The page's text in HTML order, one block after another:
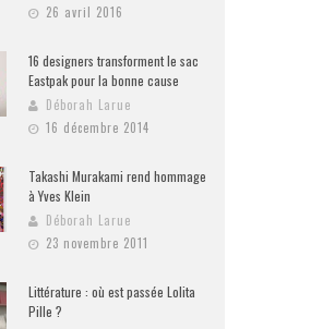
26 avril 2016
16 designers transforment le sac
Eastpak pour la bonne cause
Déborah Larue
16 décembre 2014
Takashi Murakami rend hommage
à Yves Klein
Déborah Larue
23 novembre 2011
Littérature : où est passée Lolita
Pille ?